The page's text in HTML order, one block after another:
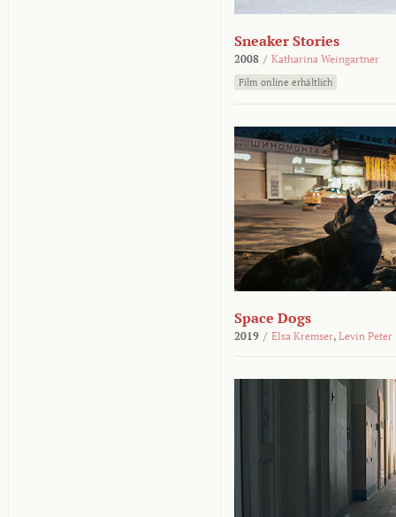
Sneaker Stories
2008 / Katharina Weingartner
Film online erhältlich
Space Dogs
2019 / Elsa Kremser, Levin Peter